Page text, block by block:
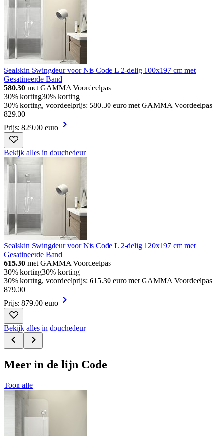
Sealskin Swingdeur voor Nis Code L 2-delig 100x197 cm met
Gesatineerde Band
580.30 met GAMMA Voordeelpas
30% korting30% korting
30% korting, voordeelprijs: 580.30 euro met GAMMA Voordeelpas
829.00
Prijs: 829.00 euro
Bekijk alles in douchedeur
Sealskin Swingdeur voor Nis Code L 2-delig 120x197 cm met
Gesatineerde Band
615.30 met GAMMA Voordeelpas
30% korting30% korting
30% korting, voordeelprijs: 615.30 euro met GAMMA Voordeelpas
879.00
Prijs: 879.00 euro
Bekijk alles in douchedeur
Meer in de lijn Code
Toon alle